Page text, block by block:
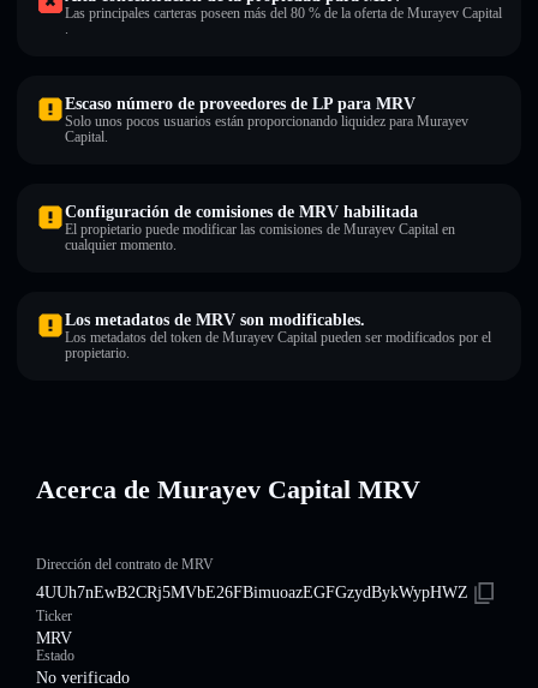
Las principales carteras poseen más del 80 % de la oferta de Murayev Capital
.
Escaso número de proveedores de LP para MRV
Solo unos pocos usuarios están proporcionando liquidez para Murayev
Capital.
Configuración de comisiones de MRV habilitada
El propietario puede modificar las comisiones de Murayev Capital en
cualquier momento.
Los metadatos de MRV son modificables.
Los metadatos del token de Murayev Capital pueden ser modificados por el
propietario.
Acerca de Murayev Capital MRV
Dirección del contrato de MRV
4UUh7nEwB2CRj5MVbE26FBimuoazEGFGzydBykWypHWZ
Ticker
MRV
Estado
No verificado